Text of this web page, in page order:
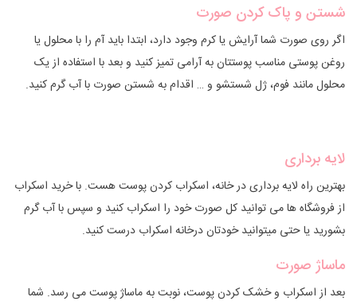
شستن و پاک کردن صورت
اگر روی صورت شما آرایش یا کرم وجود دارد، ابتدا باید آم را با محلول یا
روغن پوستی مناسب پوستتان به آرامی تمیز کنید و بعد با استفاده از یک
محلول مانند فوم، ژل شستشو و … اقدام به شستن صورت با آب گرم کنید.
لایه برداری
بهترین راه لایه برداری در خانه، اسکراب کردن پوست هست. با خرید اسکراب
از فروشگاه ها می توانید کل صورت خود را اسکراب کنید و سپس با آب گرم
بشورید یا حتی میتوانید خودتان درخانه اسکراب درست کنید.
ماساژ صورت
بعد از اسکراب و خشک کردن پوست، نوبت به ماساژ پوست می رسد. شما